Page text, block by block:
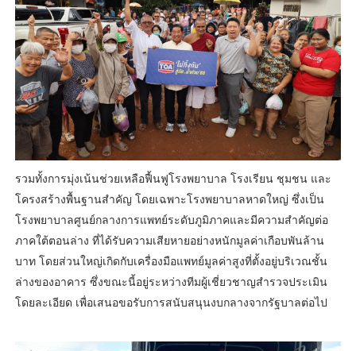
รวมทั้งการมุ่งเน้นช่วยเหลือฟื้นฟูโรงพยาบาล โรงเรียน ชุมชน และ
โครงสร้างพื้นฐานสำคัญ โดยเฉพาะโรงพยาบาลหาดใหญ่ ซึ่งเป็น
โรงพยาบาลศูนย์กลางการแพทย์ระดับภูมิภาคและมีความสำคัญต่อ
ภาคใต้ตอนล่าง ที่ได้รับความเสียหายอย่างหนักมูลค่าเกือบพันล้าน
บาท โดยส่วนใหญ่เกิดกับเครื่องมือแพทย์มูลค่าสูงที่ตั้งอยู่บริเวณชั้น
ล่างของอาคาร ซึ่งขณะนี้อยู่ระหว่างทีมผู้เชี่ยวชาญสำรวจประเมิน
โดยละเอียด เพื่อเสนอขอรับการสนับสนุนงบกลางจากรัฐบาลต่อไป